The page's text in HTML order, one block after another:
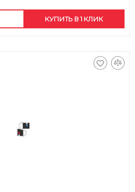
КУПИТЬ В 1 КЛИК